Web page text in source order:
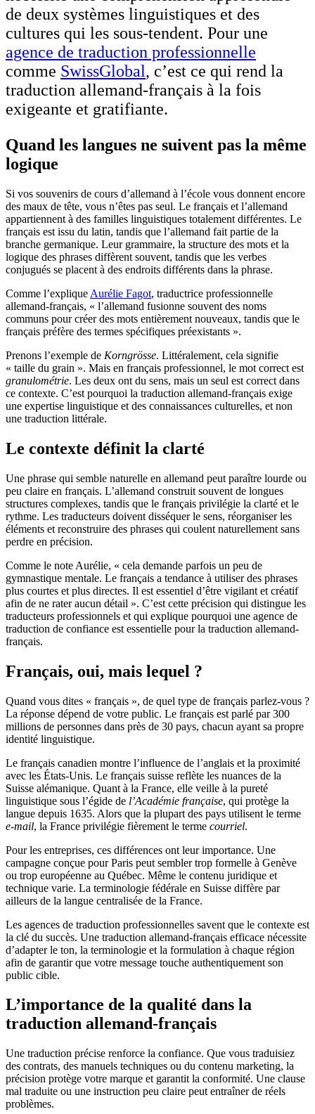
de deux systèmes linguistiques et des
cultures qui les sous-tendent. Pour une
agence de traduction professionnelle
comme SwissGlobal, c’est ce qui rend la
traduction allemand-français à la fois
exigeante et gratifiante.
Quand les langues ne suivent pas la même
logique
Si vos souvenirs de cours d’allemand à l’école vous donnent encore
des maux de tête, vous n’êtes pas seul. Le français et l’allemand
appartiennent à des familles linguistiques totalement différentes. Le
français est issu du latin, tandis que l’allemand fait partie de la
branche germanique. Leur grammaire, la structure des mots et la
logique des phrases diffèrent souvent, tandis que les verbes
conjugués se placent à des endroits différents dans la phrase.
Comme l’explique Aurélie Fagot, traductrice professionnelle
allemand-français, « l’allemand fusionne souvent des noms
communs pour créer des mots entièrement nouveaux, tandis que le
français préfère des termes spécifiques préexistants ».
Prenons l’exemple de Korngrösse. Littéralement, cela signifie
« taille du grain ». Mais en français professionnel, le mot correct est
granulométrie. Les deux ont du sens, mais un seul est correct dans
ce contexte. C’est pourquoi la traduction allemand-français exige
une expertise linguistique et des connaissances culturelles, et non
une traduction littérale.
Le contexte définit la clarté
Une phrase qui semble naturelle en allemand peut paraître lourde ou
peu claire en français. L’allemand construit souvent de longues
structures complexes, tandis que le français privilégie la clarté et le
rythme. Les traducteurs doivent disséquer le sens, réorganiser les
éléments et reconstruire des phrases qui coulent naturellement sans
perdre en précision.
Comme le note Aurélie, « cela demande parfois un peu de
gymnastique mentale. Le français a tendance à utiliser des phrases
plus courtes et plus directes. Il est essentiel d’être vigilant et créatif
afin de ne rater aucun détail ». C’est cette précision qui distingue les
traducteurs professionnels et qui explique pourquoi une agence de
traduction de confiance est essentielle pour la traduction allemand-
français.
Français, oui, mais lequel ?
Quand vous dites « français », de quel type de français parlez-vous ?
La réponse dépend de votre public. Le français est parlé par 300
millions de personnes dans près de 30 pays, chacun ayant sa propre
identité linguistique.
Le français canadien montre l’influence de l’anglais et la proximité
avec les États-Unis. Le français suisse reflète les nuances de la
Suisse alémanique. Quant à la France, elle veille à la pureté
linguistique sous l’égide de l’Académie française, qui protège la
langue depuis 1635. Alors que la plupart des pays utilisent le terme
e-mail, la France privilégie fièrement le terme courriel.
Pour les entreprises, ces différences ont leur importance. Une
campagne conçue pour Paris peut sembler trop formelle à Genève
ou trop européenne au Québec. Même le contenu juridique et
technique varie. La terminologie fédérale en Suisse diffère par
ailleurs de la langue centralisée de la France.
Les agences de traduction professionnelles savent que le contexte est
la clé du succès. Une traduction allemand-français efficace nécessite
d’adapter le ton, la terminologie et la formulation à chaque région
afin de garantir que votre message touche authentiquement son
public cible.
L’importance de la qualité dans la
traduction allemand-français
Une traduction précise renforce la confiance. Que vous traduisiez
des contrats, des manuels techniques ou du contenu marketing, la
précision protège votre marque et garantit la conformité. Une clause
mal traduite ou une instruction peu claire peut entraîner de réels
problèmes.